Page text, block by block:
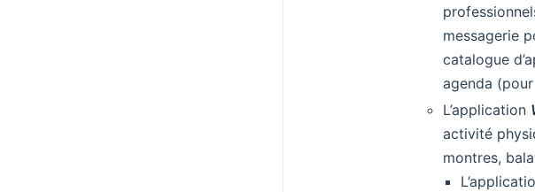
messagerie
catalogue
agenda
L’application
activité
montres,